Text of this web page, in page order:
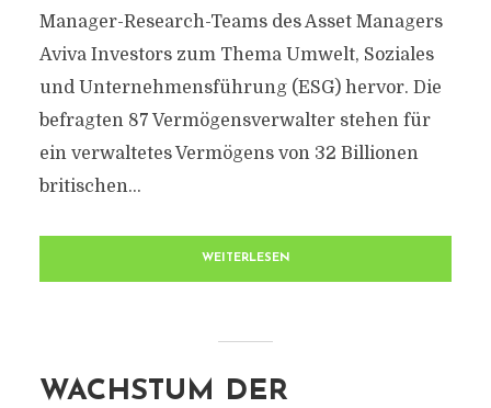
Manager-Research-Teams des Asset Managers
Aviva Investors zum Thema Umwelt, Soziales
und Unternehmensführung (ESG) hervor. Die
befragten 87 Vermögensverwalter stehen für
ein verwaltetes Vermögens von 32 Billionen
britischen...
WEITERLESEN
WACHSTUM DER